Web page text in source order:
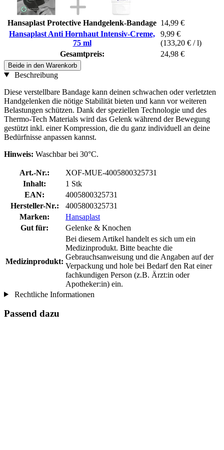
Hansaplast Protective Handgelenk-Bandage 14,99 €
Hansaplast Anti Hornhaut Intensiv-Creme,
75 ml
9,99 €
(133,20 € / l)
Gesamtpreis:
24,98 €
Beide in den Warenkorb
Beschreibung
Diese verstellbare Bandage kann deinen schwachen oder verletzten
Handgelenken die nötige Stabilität bieten und kann vor weiteren
Belastungen schützen. Dank der speziellen Technologie und des
Thermo-Tech Materials wird das Gelenk während der Bewegung
gestützt inkl. einer Kompression, die du ganz individuell an deine
Bedürfnisse anpassen kannst.
Hinweis: Waschbar bei 30°C.
Art.-Nr.:
XOF-MUE-4005800325731
Inhalt:
1 Stk
EAN:
4005800325731
Hersteller-Nr.:
4005800325731
Marken:
Hansaplast
Gut für:
Gelenke & Knochen
Medizinprodukt:
Bei diesem Artikel handelt es sich um ein
Medizinprodukt. Bitte beachte die
Gebrauchsanweisung und die Angaben auf der
Verpackung und hole bei Bedarf den Rat einer
fachkundigen Person (z.B. Ärzt:in oder
Apotheker:in) ein.
Rechtliche Informationen
Passend dazu